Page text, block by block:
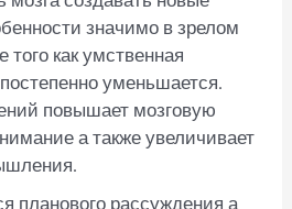
значимо в зрелом
как умственная
уменьшается.
повышает мозговую
а также увеличивает
планового рассуждения а